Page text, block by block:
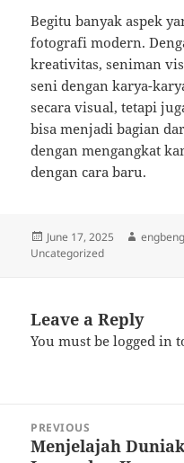
Begitu banyak aspek
fotografi modern.
kreativitas, seniman
seni dengan karya-
secara visual, tetapi
bisa menjadi bagian
dengan mengangkat
dengan cara baru.
Posted
on
June 17, 2025 Author
Uncategorized
Leave a Reply
You must belogged in
navigation
PREVIOUS
Previous
Menjelajah